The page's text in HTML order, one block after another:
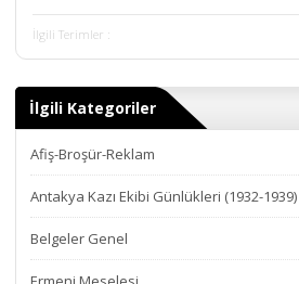
İlgili Terimler :
İlgili Kategoriler
Afiş-Broşür-Reklam
Antakya Kazı Ekibi Günlükleri (1932-1939)
Belgeler Genel